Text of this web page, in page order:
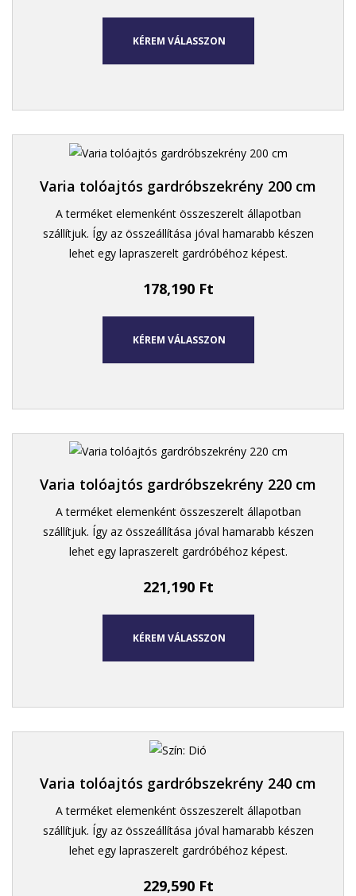
KÉREM VÁLASSZON
Varia tolóajtós gardróbszekrény 200 cm
A terméket elemenként összeszerelt állapotban
szállítjuk. Így az összeállítása jóval hamarabb készen
lehet egy lapraszerelt gardróbéhoz képest.
178,190 Ft
KÉREM VÁLASSZON
Varia tolóajtós gardróbszekrény 220 cm
A terméket elemenként összeszerelt állapotban
szállítjuk. Így az összeállítása jóval hamarabb készen
lehet egy lapraszerelt gardróbéhoz képest.
221,190 Ft
KÉREM VÁLASSZON
Varia tolóajtós gardróbszekrény 240 cm
A terméket elemenként összeszerelt állapotban
szállítjuk. Így az összeállítása jóval hamarabb készen
lehet egy lapraszerelt gardróbéhoz képest.
229,590 Ft